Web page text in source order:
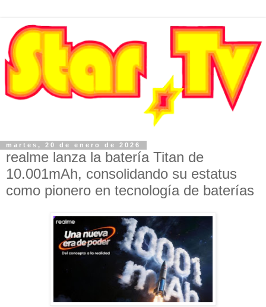
martes, 20 de enero de 2026
realme lanza la batería Titan de
10.001mAh, consolidando su estatus
como pionero en tecnología de baterías